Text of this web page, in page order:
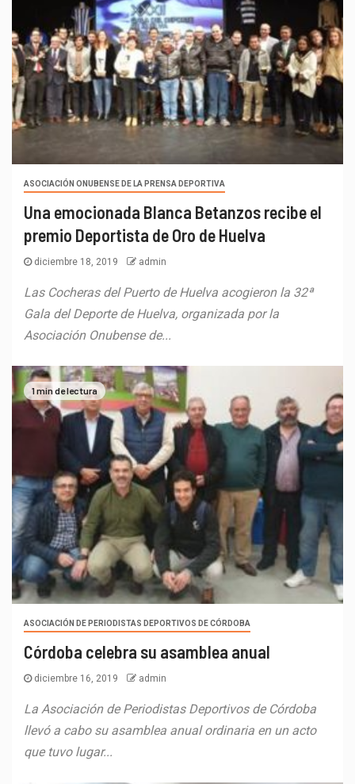
ASOCIACIÓN ONUBENSE DE LA PRENSA DEPORTIVA
Una emocionada Blanca Betanzos recibe el
premio Deportista de Oro de Huelva
diciembre 18, 2019 admin
Las Cocheras del Puerto de Huelva acogieron la 32ª
Gala del Deporte de Huelva, organizada por la
Asociación Onubense de...
1 min de lectura
ASOCIACIÓN DE PERIODISTAS DEPORTIVOS DE CÓRDOBA
Córdoba celebra su asamblea anual
diciembre 16, 2019 admin
La Asociación de Periodistas Deportivos de Córdoba
llevó a cabo su asamblea anual ordinaria en un acto
que tuvo lugar...